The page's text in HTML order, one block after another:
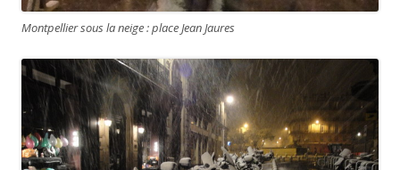
Montpellier sous la neige : place Jean Jaures